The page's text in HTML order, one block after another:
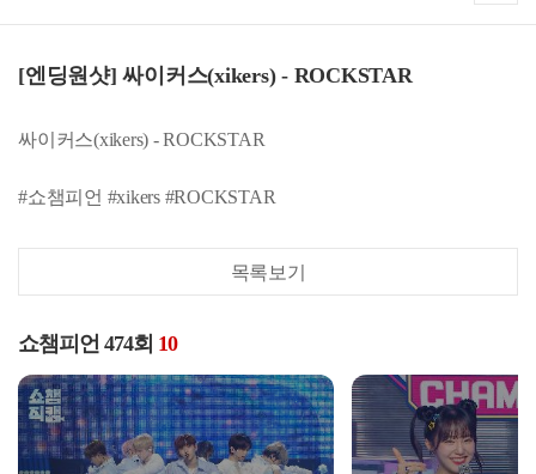
[엔딩원샷] 싸이커스(xikers) - ROCKSTAR
싸이커스(xikers) - ROCKSTAR
#쇼챔피언 #xikers #ROCKSTAR
목록보기
쇼챔피언 474회 10